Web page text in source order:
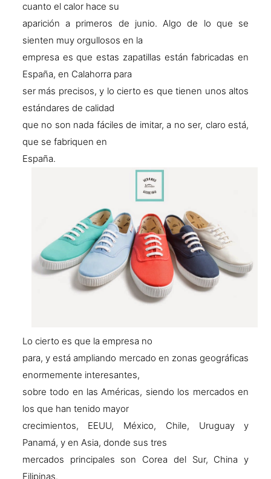
cuanto el calor hace su
aparición a primeros de junio. Algo de lo que se
sienten muy orgullosos en la
empresa es que estas zapatillas están fabricadas en
España, en Calahorra para
ser más precisos, y lo cierto es que tienen unos altos
estándares de calidad
que no son nada fáciles de imitar, a no ser, claro está,
que se fabriquen en
España.
Lo cierto es que la empresa no
para, y está ampliando mercado en zonas geográficas
enormemente interesantes,
sobre todo en las Américas, siendo los mercados en
los que han tenido mayor
crecimientos, EEUU, México, Chile, Uruguay y
Panamá, y en Asia, donde sus tres
mercados principales son Corea del Sur, China y
Filipinas.